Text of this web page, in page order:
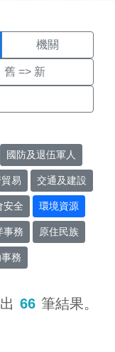
機關
舊 => 新
國防及退伍軍人
易 交通及建設
安全 環境資源
事務 原住民族
務
66 筆結果。